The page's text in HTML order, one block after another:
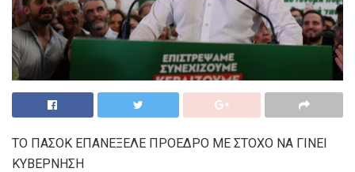
ΤΟ ΠΑΣΟΚ ΕΠΑΝΕΞΕΛΕ ΠΡΟΕΔΡΟ ΜΕ ΣΤΟΧΟ ΝΑ ΓΙΝΕΙ
ΚΥΒΕΡΝΗΣΗ